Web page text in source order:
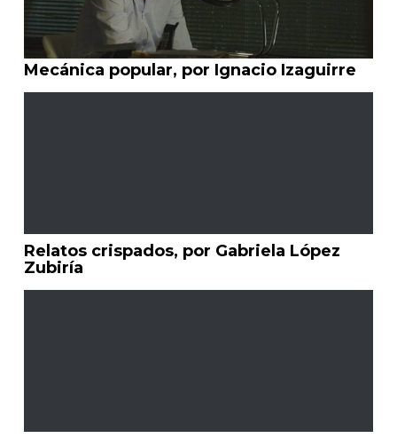
Mecánica popular, por Ignacio Izaguirre
Relatos crispados, por Gabriela López
Zubiría